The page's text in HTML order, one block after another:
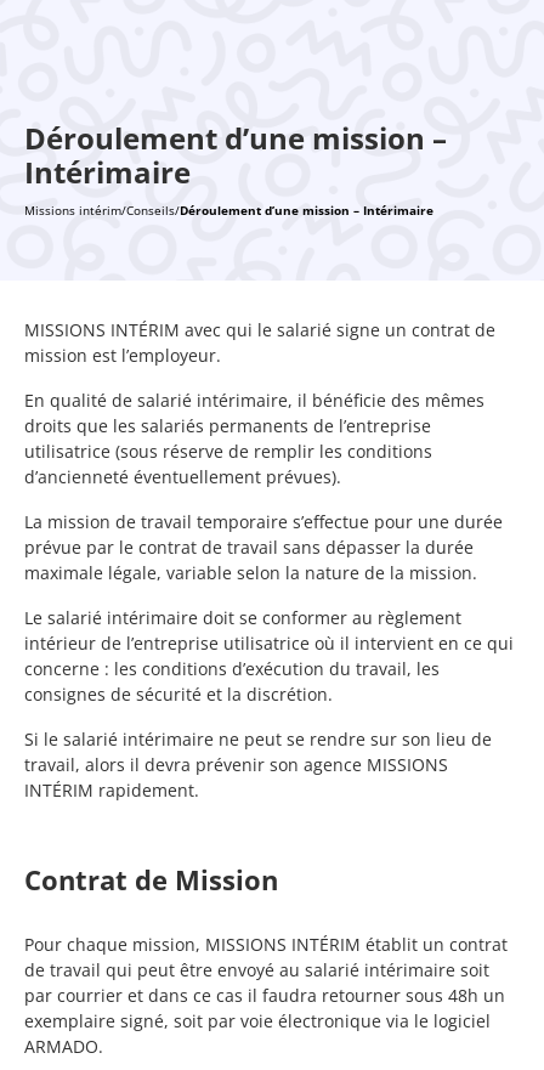
Déroulement d’une mission –
Intérimaire
Missions intérim/Conseils/Déroulement d’une mission – Intérimaire
MISSIONS INTÉRIM avec qui le salarié signe un contrat de
mission est l’employeur.
En qualité de salarié intérimaire, il bénéficie des mêmes
droits que les salariés permanents de l’entreprise
utilisatrice (sous réserve de remplir les conditions
d’ancienneté éventuellement prévues).
La mission de travail temporaire s’effectue pour une durée
prévue par le contrat de travail sans dépasser la durée
maximale légale, variable selon la nature de la mission.
Le salarié intérimaire doit se conformer au règlement
intérieur de l’entreprise utilisatrice où il intervient en ce qui
concerne : les conditions d’exécution du travail, les
consignes de sécurité et la discrétion.
Si le salarié intérimaire ne peut se rendre sur son lieu de
travail, alors il devra prévenir son agence MISSIONS
INTÉRIM rapidement.
Contrat de Mission
Pour chaque mission, MISSIONS INTÉRIM établit un contrat
de travail qui peut être envoyé au salarié intérimaire soit
par courrier et dans ce cas il faudra retourner sous 48h un
exemplaire signé, soit par voie électronique via le logiciel
ARMADO.